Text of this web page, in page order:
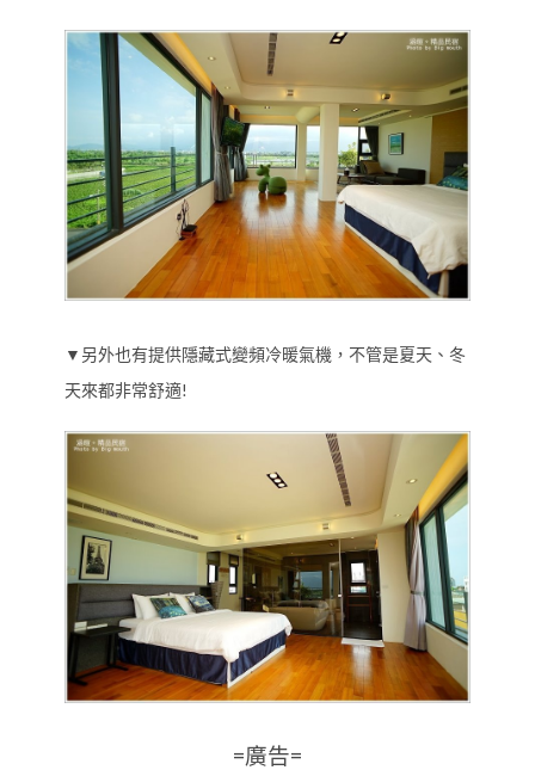
▼另外也有提供隱藏式變頻冷暖氣機，不管是夏天、冬
天來都非常舒適!
=廣告=